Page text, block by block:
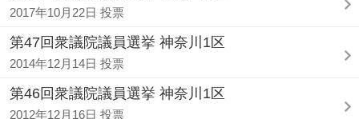
2017年10月22日 投票
第47回衆議院議員選挙 神奈川1区
2014年12月14日 投票
第46回衆議院議員選挙 神奈川1区
2012年12月16日 投票